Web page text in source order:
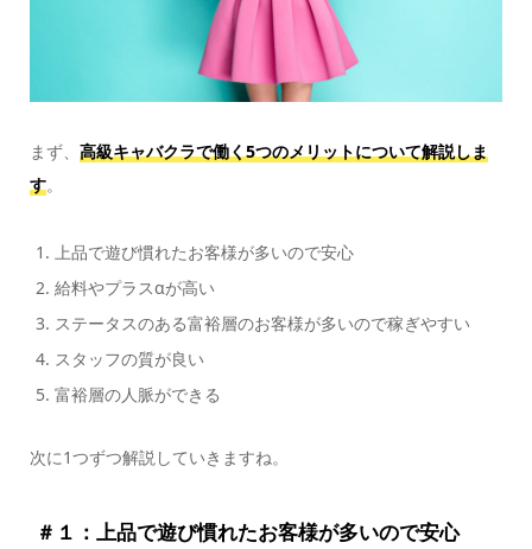
まず、 高級キャバクラで働く5つのメリットについて解説しま
す。
上品で遊び慣れたお客様が多いので安心
給料やプラスαが高い
ステータスのある富裕層のお客様が多いので稼ぎやすい
スタッフの質が良い
富裕層の人脈ができる
次に1つずつ解説していきますね。
＃１：上品で遊び慣れたお客様が多いので安心